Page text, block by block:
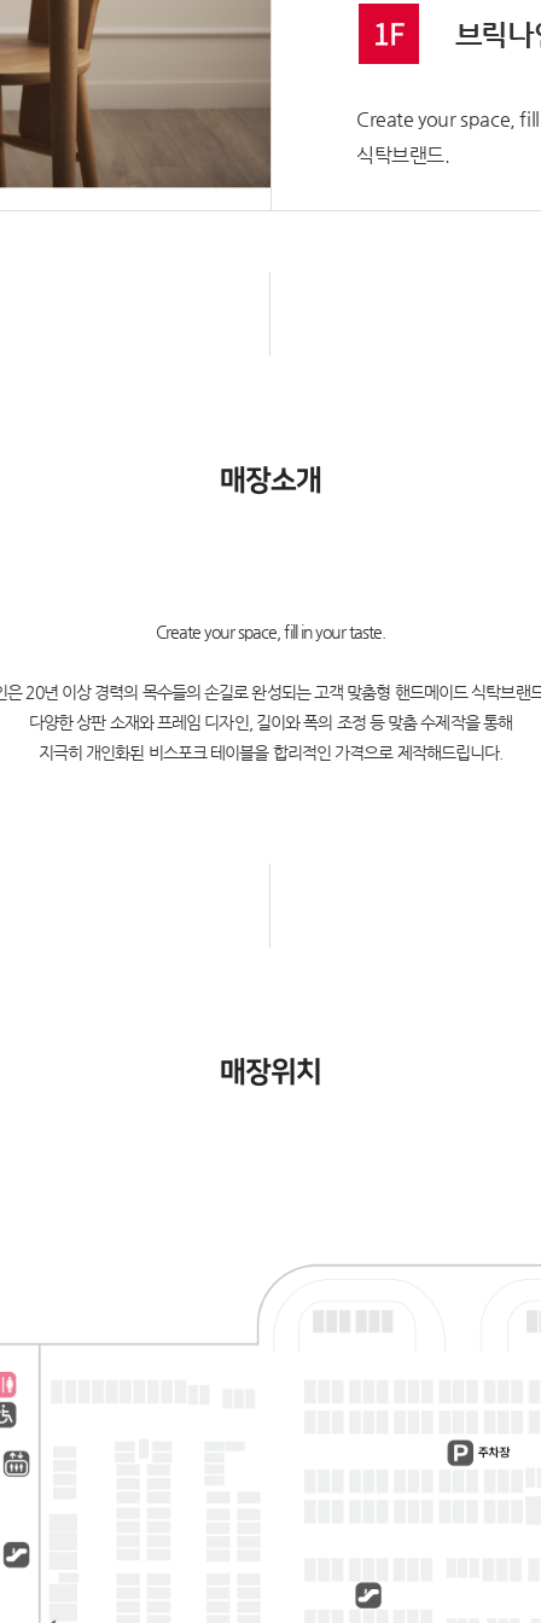
1F 브릭나
Create your space,
식탁브랜드.
매장소개
Create your space, fill in your taste.
은 20년 이상 경력의 목수들의 손길로 완성되는 고객 맞춤형 핸드메이드 식탁브랜
다양한 상판 소재와 프레임 디자인, 길이와 폭의 조정 등 맞춤 수제작을 통해
지극히 개인화된 비스포크 테이블을 합리적인 가격으로 제작해드립니다.
매장위치